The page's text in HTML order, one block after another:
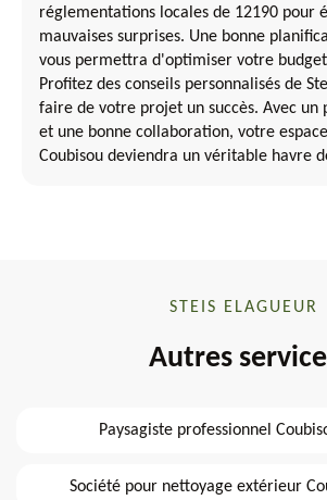
réglementations locales de 12190 pour
mauvaises surprises. Une bonne
vous permettra d'optimiser votre
Profitez des conseils personnalisés de
faire de votre projet un succès. Avec un
et une bonne collaboration, votre
Coubisou deviendra un véritable havre
STEIS ELAGUEUR
Autres
Paysagiste professionnel
Société pour nettoyage extérieur